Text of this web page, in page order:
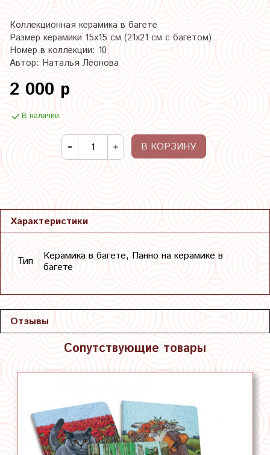
Коллекционная керамика в багете
Размер керамики 15х15 см (21х21 см с багетом)
Номер в коллекции: 10
Автор: Наталья Леонова
2 000 р
В наличии
В КОРЗИНУ
Характеристики
Тип
Керамика в багете, Панно на керамике в
багете
Отзывы
Сопутствующие товары